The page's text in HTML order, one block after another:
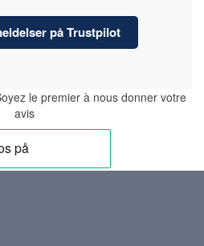
på Trustpilot
le premier à nous donner votre
avis